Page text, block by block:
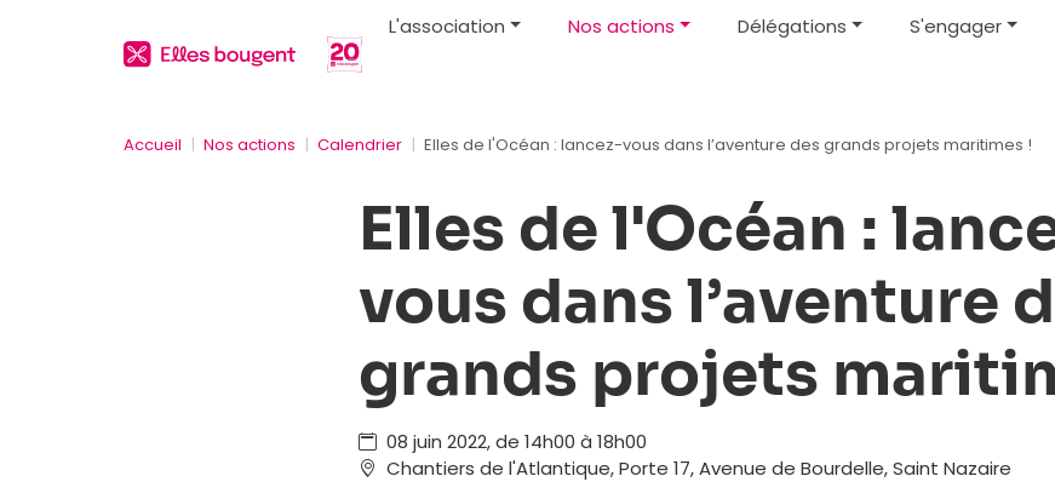
L'association Nos actions Délégations S'engager
Accueil Nos actions Calendrier Elles de l'Océan : lancez-vous dans l’aventure des grands projets maritimes !
Elles de l'Océan :
vous dans l’aventure
grands projets
08 juin 2022, de 14h00 à 18h00
Chantiers de l'Atlantique, Porte 17, Avenue de Bourdelle, Saint Nazaire